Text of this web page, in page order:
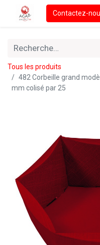
Contactez-
Tous les produits
482 Corbeille grand
mm colisé par 25